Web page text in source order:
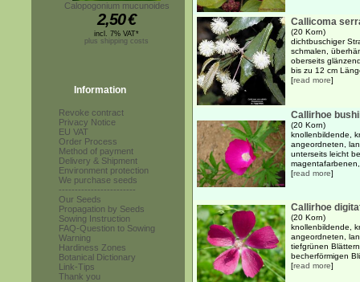
Calopogonium mucunoides
2,50€
incl. 7% VAT*
plus shipping costs
Information
Revoke contract
Privacy Notice
EU VAT
Order Process
Method of payment
Delivery & Shipment
Environment protection
We purchase seeds
------------------------
Our Seeds
Propagation by Seeds
Sowing Instruction
FAQ-Question to Sowing
Warning
Hardiness Zones
Botanical Dictionary
Link-Tips
Thank you
Callicoma
(20 Korn)
dichtbuschiger
schmalen,
oberseits
bis zu 12 cm
[read more]
Callirhoe
(20 Korn)
knollenbildende,
angeordneten,
unterseits leicht
[read more]
Callirhoe
(20 Korn)
knollenbildende,
angeordneten,
tiefgrünen
becherförmigen
[read more]